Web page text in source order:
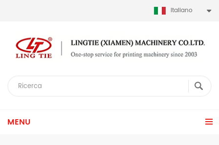
Italiano
MENU